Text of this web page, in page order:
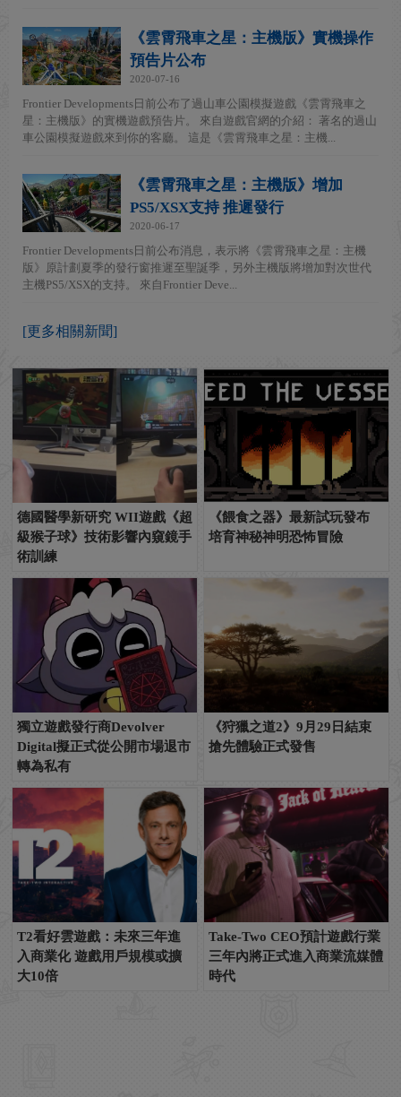
《雲霄飛車之星：主機版》實機操作
預告片公布
2020-07-16
Frontier Developments日前公布了過山車公園模擬遊戲《雲霄飛車之
星：主機版》的實機遊戲預告片。 來自遊戲官網的介紹： 著名的過山
車公園模擬遊戲來到你的客廳。 這是《雲霄飛車之星：主機...
《雲霄飛車之星：主機版》增加
PS5/XSX支持 推遲發行
2020-06-17
Frontier Developments日前公布消息，表示將《雲霄飛車之星：主機
版》原計劃夏季的發行窗推遲至聖誕季，另外主機版將增加對次世代
主機PS5/XSX的支持。 來自Frontier Deve...
[更多相關新聞]
德國醫學新研究 WII遊戲《超
級猴子球》技術影響內窺鏡手
術訓練
《餵食之器》最新試玩發布
培育神秘神明恐怖冒險
獨立遊戲發行商Devolver
Digital擬正式從公開市場退市
轉為私有
《狩獵之道2》9月29日結束
搶先體驗正式發售
T2看好雲遊戲：未來三年進
入商業化 遊戲用戶規模或擴
大10倍
Take-Two CEO預計遊戲行業
三年內將正式進入商業流媒體
時代